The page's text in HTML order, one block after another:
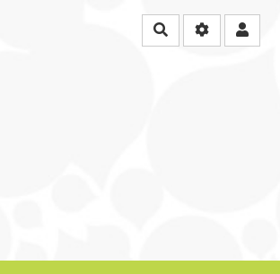
Rechercher